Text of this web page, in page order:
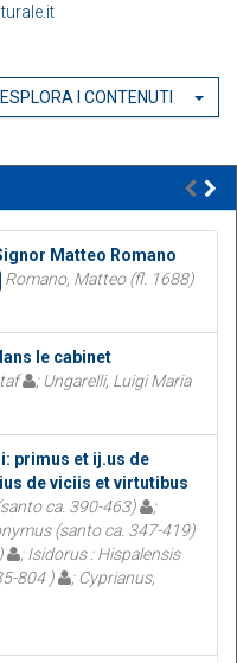
ESPLORA I CONTENUTI
Matteo Romano
Romano, Matteo (fl. 1688)
le cabinet
; Ungarelli, Luigi Maria
primus et ij.us de
de viciis et virtutibus
ca. 390-463)
;
(santo ca. 347-419)
; Isidorus : Hispalensis
804 )
; Cyprianus,